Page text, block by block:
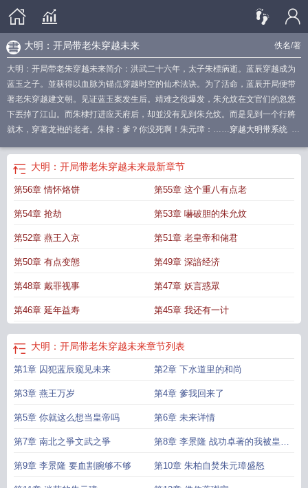
佚名/著
大明：开局带老朱穿越未来
大明：开局带老朱穿越未来简介：洪武二十六年，太子朱標病逝。蓝辰穿越成为
蓝玉之子。並获得以血脉为锚点穿越时空的仙术法诀。为了活命，蓝辰开局便带
著老朱穿越建文朝。见证蓝玉案发生后。靖难之役爆发，朱允炆在文官们的忽悠
下丟掉了江山。而朱棣打进应天府后，却並没有见到朱允炆。而是见到一个行將
就木，穿著龙袍的老者。朱棣：爹？你没死啊！朱元璋：……穿越大明带系统 大
系统的大明开局带老朱穿越未来 穿越到大明带系统的
的 穿大明的
大明：开局带老朱穿越未来最新章节
第56章 情怀烙饼 第55章 这个重八有点老
第54章 抢劫 第53章 嚇破胆的朱允炆
第52章 燕王入京 第51章 老皇帝和储君
第50章 有点变態 第49章 深諳经济
第48章 戴罪视事 第47章 妖言惑眾
第46章 延年益寿 第45章 我还有一计
大明：开局带老朱穿越未来章节列表
第1章 囚犯蓝辰窥见未来 第2章 下水道里的和尚
第3章 燕王万岁 第4章 爹我回来了
第5章 你就这么想当皇帝吗 第6章 未来详情
第7章 南北之爭文武之爭 第8章 李景隆 战功卓著的我被皇帝
忌惮了
第9章 李景隆 要血割腕够不够 第10章 朱柏自焚朱元璋盛怒